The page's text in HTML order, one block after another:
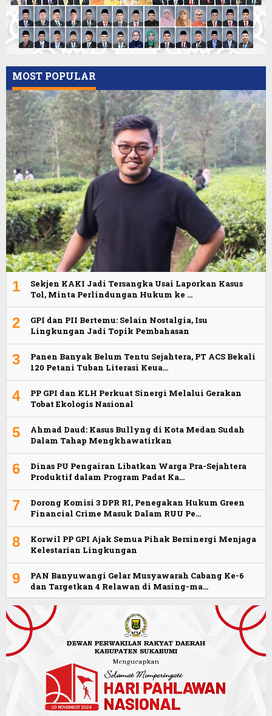
MOST POPULAR
1
Sekjen KAKI Jadi Tersangka Usai Laporkan Kasus
Tol, Minta Perlindungan Hukum ke …
2
GPI dan PII Bertemu: Selain Nostalgia, Isu
Lingkungan Jadi Topik Pembahasan
3
Panen Banyak Belum Tentu Sejahtera, PT ACS Bekali
120 Petani Tuban Literasi Keua…
4
PP GPI dan KLH Perkuat Sinergi Melalui Gerakan
Tobat Ekologis Nasional
5
Ahmad Daud: Kasus Bullyng di Kota Medan Sudah
Dalam Tahap Mengkhawatirkan
6
Dinas PU Pengairan Libatkan Warga Pra-Sejahtera
Produktif dalam Program Padat Ka…
7
Dorong Komisi 3 DPR RI, Penegakan Hukum Green
Financial Crime Masuk Dalam RUU Pe…
8
Korwil PP GPI Ajak Semua Pihak Bersinergi Menjaga
Kelestarian Lingkungan
9
PAN Banyuwangi Gelar Musyawarah Cabang Ke-6
dan Targetkan 4 Relawan di Masing-ma…